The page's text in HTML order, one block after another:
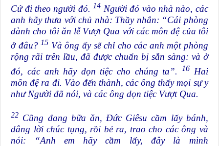
Cứ đi theo người đó.14 Người đó vào nhà nào, các
anh hãy thưa với chủ nhà: Thầy nhắn: “Cái phòng
dành cho tôi ăn lễ Vượt Qua với các môn đệ của tôi
ở đâu?15 Và ông ấy sẽ chỉ cho các anh một phòng
rộng rãi trên lầu, đã được chuẩn bị sẵn sàng: và ở
đó, các anh hãy dọn tiệc cho chúng ta”.16 Hai
môn đệ ra đi. Vào đến thành, các ông thấy mọi sự y
như Người đã nói, và các ông dọn tiệc Vượt Qua.
22 Cũng đang bữa ăn, Đức Giêsu cầm lấy bánh,
dâng lời chúc tụng, rồi bẻ ra, trao cho các ông và
nói: “Anh em hãy cầm lấy, đây là mình